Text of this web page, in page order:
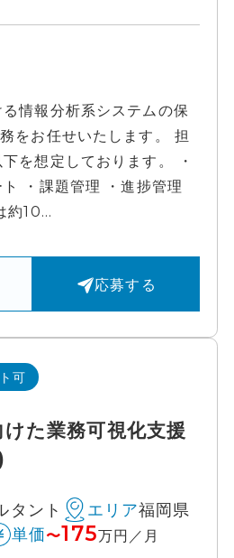
情報分析系システムの保
をお任せいたします。 担
を想定しております。 ・
・課題管理 ・進捗管理
約10...
応募する
可
た業務可視化支援
タント エリア福岡県
単価〜175万円／月